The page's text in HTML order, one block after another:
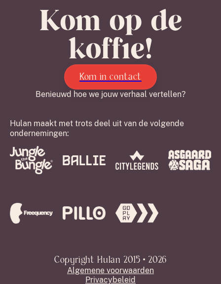
Kom op de
koffie!
Kom in contact
Benieuwd hoe we jouw verhaal vertellen?
Copyright Hulan 2015 • 2026
Algemene voorwaarden
Privacybeleid
Hulan maakt met trots deel uit van de volgende
ondernemingen: